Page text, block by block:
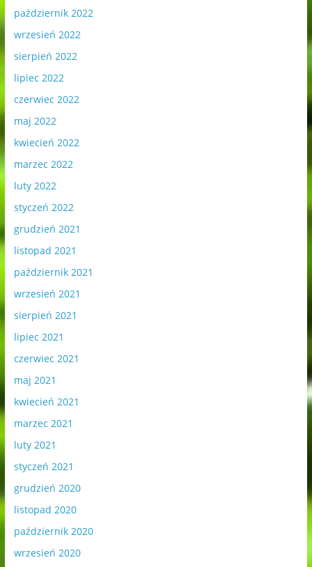
październik 2022
wrzesień 2022
sierpień 2022
lipiec 2022
czerwiec 2022
maj 2022
kwiecień 2022
marzec 2022
luty 2022
styczeń 2022
grudzień 2021
listopad 2021
październik 2021
wrzesień 2021
sierpień 2021
lipiec 2021
czerwiec 2021
maj 2021
kwiecień 2021
marzec 2021
luty 2021
styczeń 2021
grudzień 2020
listopad 2020
październik 2020
wrzesień 2020